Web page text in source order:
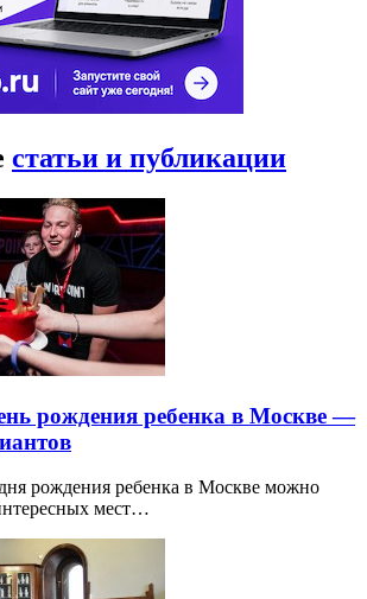
статьи и публикации
рождения ребенка в Москве —
рождения ребенка в Москве можно
мест…